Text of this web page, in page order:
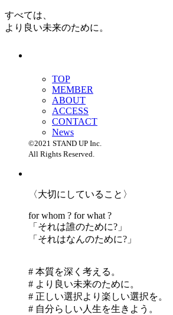
すべては、
より良い未来のために。
TOP
MEMBER
ABOUT
ACCESS
CONTACT
News
©2021 STAND UP Inc.
All Rights Reserved.
〈大切にしていること〉
for whom ? for what ?
「 それは誰のために?」
「 それはなんのために?」
# 本質を深く考える。
# より良い未来のために。
# 正しい選択より楽しい選択を。
# 自分らしい人生を生きよう。